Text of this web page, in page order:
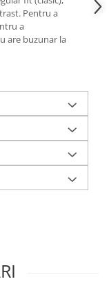
Pentru a
a
are buzunar la